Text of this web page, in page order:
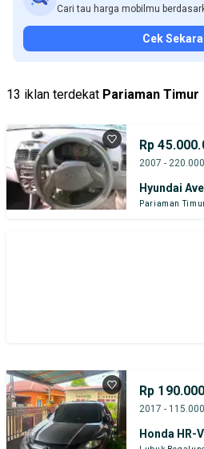
Cari tau harga mobilmu
Cek
13 iklan terdekat Pariaman Timur
Rp
2007 -
Hyundai
Pariaman
Rp
2017 -
Honda HR-V